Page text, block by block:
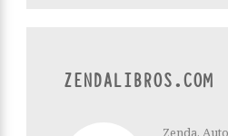
ZENDALIBROS.COM
Zenda.